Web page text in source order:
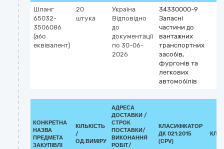
Шланг
65032-
3506086
(або
еквівалент)
20
штука
Україна
Відповідно
до
документації
по 30-06-
2026
34330000-9
Запасні
частини до
вантажних
транспортних
засобів,
фургонів та
легкових
автомобілів
КОНКРЕТНА
НАЗВА
ПРЕДМЕТА
ЗАКУПІВЛІ
КІЛЬКІСТЬ
/
ОД.ВИМІРУ
АДРЕСА
ДОСТАВКИ /
СТРОК
ПОСТАВКИ/
ВИКОНАННЯ
РОБІТ/
КЛАСИФІКАТОР
ДК 021:2015
(CPV)